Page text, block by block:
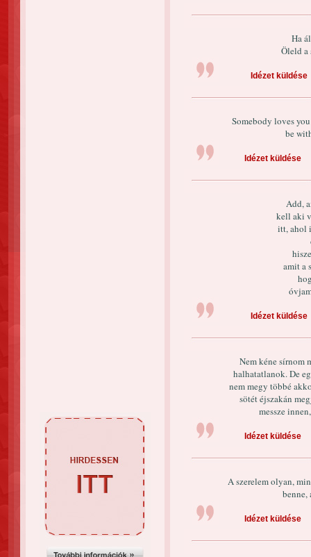
Ha
Öleld a
Idézet küldése
Somebody loves
be
Idézet küldése
Add,
kell aki
itt, ahol
amit a
Idézet küldése
Nem kéne sírnom
halhatatlanok. De
nem megy többé
sötét éjszakán
messze
Idézet küldése
A szerelem olyan,
benne,
Idézet küldése